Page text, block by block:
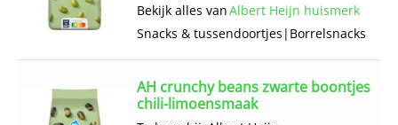
Bekijk alles vanAlbert Heijn huismerk
Snacks & tussendoortjes | Borrelsnacks
AH crunchy beans zwarte boontjes
chili-limoensmaak